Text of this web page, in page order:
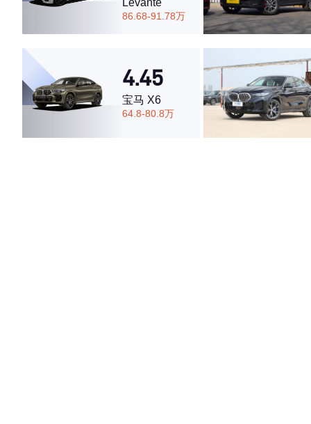
Levante
86.68-91.78万
4.45
宝马 X6
64.8-80.8万